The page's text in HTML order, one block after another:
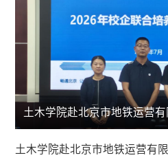
土木学院赴北京市地铁运营有